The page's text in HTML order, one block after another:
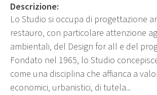
Descrizione:
Lo Studio si occupa di progettazione
restauro, con particolare attenzione
ambientali, del Design for all e del
Fondato nel 1965, lo Studio
come una disciplina che affianca a
economici, urbanistici, di tutela...